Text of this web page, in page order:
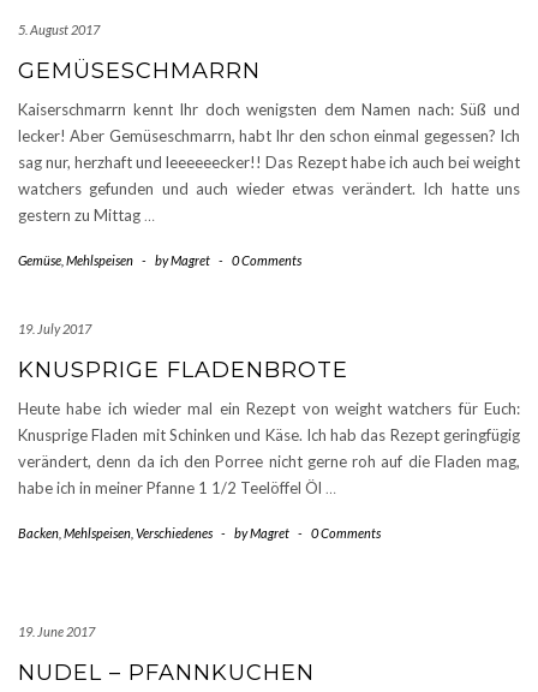
5. August 2017
GEMÜSESCHMARRN
Kaiserschmarrn kennt Ihr doch wenigsten dem Namen nach: Süß und
lecker! Aber Gemüseschmarrn, habt Ihr den schon einmal gegessen? Ich
sag nur, herzhaft und leeeeeecker!! Das Rezept habe ich auch bei weight
watchers gefunden und auch wieder etwas verändert. Ich hatte uns
gestern zu Mittag…
Gemüse Mehlspeisen - byMagret - 0 Comments
19. July 2017
KNUSPRIGE FLADENBROTE
Heute habe ich wieder mal ein Rezept von weight watchers für Euch:
Knusprige Fladen mit Schinken und Käse. Ich hab das Rezept geringfügig
verändert, denn da ich den Porree nicht gerne roh auf die Fladen mag,
habe ich in meiner Pfanne 1 1/2 Teelöffel Öl …
Backen Mehlspeisen Verschiedenes - byMagret - 0 Comments
19. June 2017
NUDEL – PFANNKUCHEN